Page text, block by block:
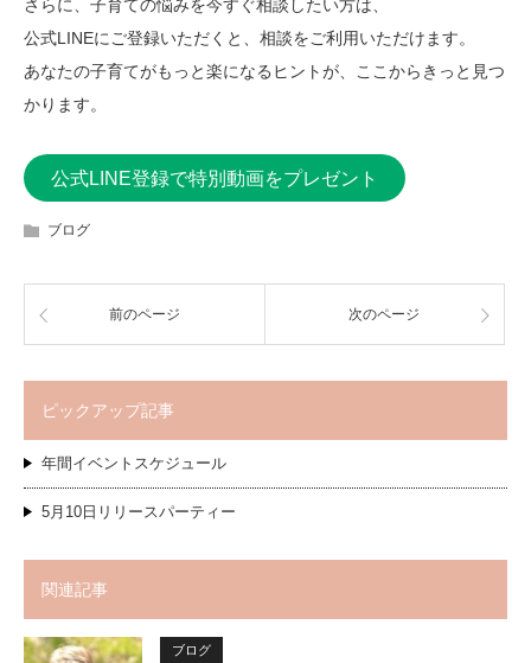
さらに、子育ての悩みを今すぐ相談したい方は、
公式LINEにご登録いただくと、相談をご利用いただけます。
あなたの子育てがもっと楽になるヒントが、ここからきっと見つ
かります。
公式LINE登録で特別動画をプレゼント
ブログ
前のページ 次のページ
ピックアップ記事
年間イベントスケジュール
5月10日リリースパーティー
関連記事
ブログ